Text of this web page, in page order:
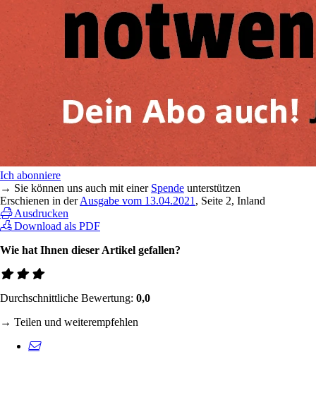
Ich abonniere
→ Sie können uns auch mit einer Spende unterstützen
Erschienen in derAusgabe vom 13.04.2021 , Seite 2, Inland
Ausdrucken
Download als PDF
Wie hat Ihnen dieser Artikel gefallen?
Durchschnittliche Bewertung: 0,0
→ Teilen und weiterempfehlen